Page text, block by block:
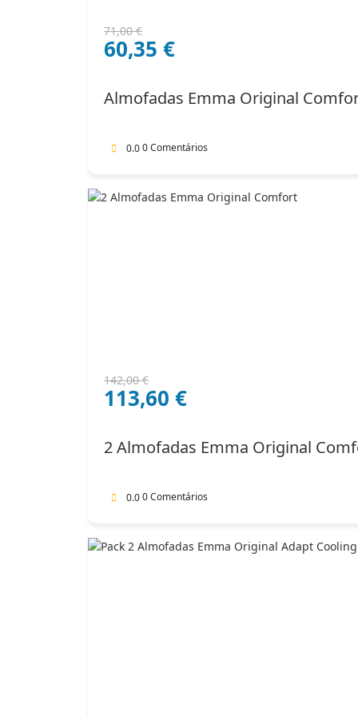
71,00€
O
preço
71,00 €.
60,35 €
O
preço
60,35 €.
Almofadas Emma Original
0.00 Comentários
142,00€
O
preço
142,00 €.
113,60 €
O
preço
113,60 €.
2 Almofadas Emma Original
0.00 Comentários